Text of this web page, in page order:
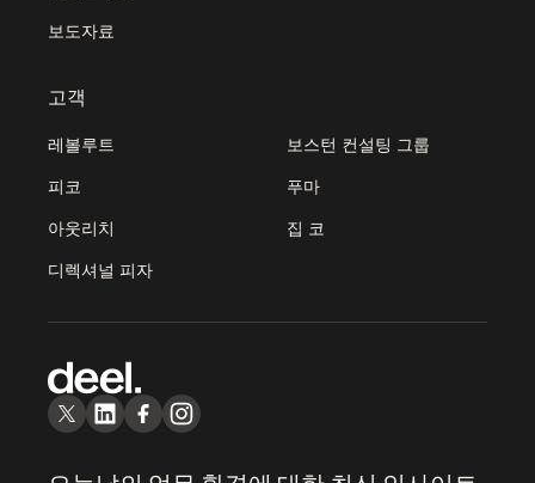
보도자료
고객
레볼루트 보스턴 컨설팅 그룹
피코 푸마
아웃리치 집 코
디렉셔널 피자